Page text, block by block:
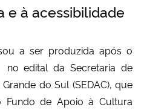
e à acessibilidade
a ser produzida após o
edital da Secretaria de
do Sul (SEDAC), que
Fundo de Apoio à Cultura